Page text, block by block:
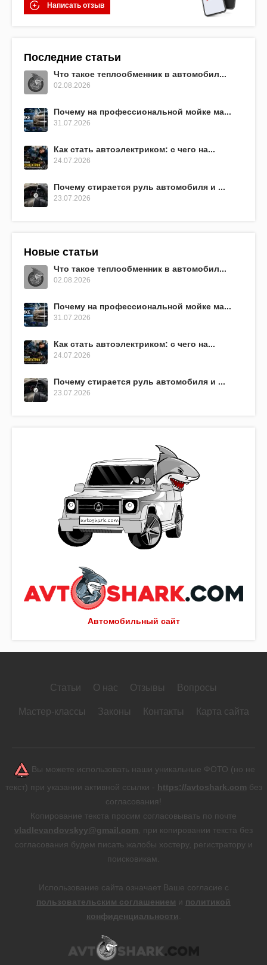
Автомобильный сайт
Написать отзыв
Последние статьи
Что такое теплообменник в автомобил...
02.08.2026
Почему на профессиональной мойке ма...
31.07.2026
Как стать автоэлектриком: с чего на...
24.07.2026
Почему стирается руль автомобиля и ...
23.07.2026
Новые статьи
Что такое теплообменник в автомобил...
02.08.2026
Почему на профессиональной мойке ма...
31.07.2026
Как стать автоэлектриком: с чего на...
24.07.2026
Почему стирается руль автомобиля и ...
23.07.2026
Статьи О нас Отзывы Вопросы
Мастер-классы Законы Контакты Карта сайта
Вы можете использовать наши уникальные ФОТО (но не
текст) при указании активной ссылки - https://avtoshark.com без
согласования!
Копирование текста просим согласовывать по почте
vladlevandovskyy@gmail.com , при копировании текста без
согласования будем писать жалобы хостеру, регистратору и
поисковикам.
Использование сайта означает Ваше согласие с
пользовательским соглашением и политикой
конфиденциальности